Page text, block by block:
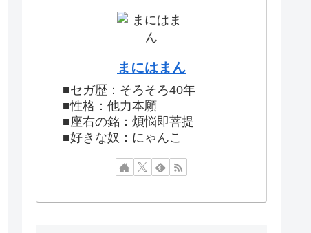
まにはまん
■セガ歴：そろそろ40年
■性格：他力本願
■座右の銘：煩悩即菩提
■好きな奴：にゃんこ